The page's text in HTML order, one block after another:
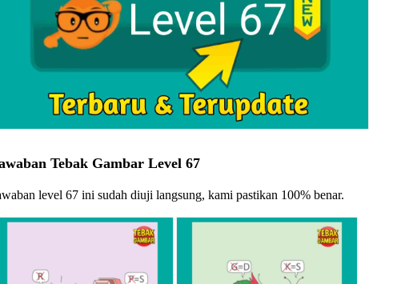
Tebak Gambar Level 67
level 67 ini sudah diuji langsung, kami pastikan 100% benar.